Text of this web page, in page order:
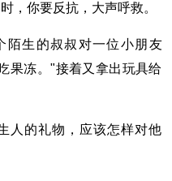
，你要反抗，大声呼救。
陌生的叔叔对一位小朋友
果冻。"接着又拿出玩具给
人的礼物，应该怎样对他